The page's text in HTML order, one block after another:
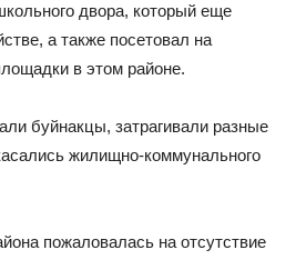
двора, который еще
а также посетовал на
в этом районе.
буйнакцы, затрагивали разные
жилищно-коммунального
пожаловалась на отсутствие